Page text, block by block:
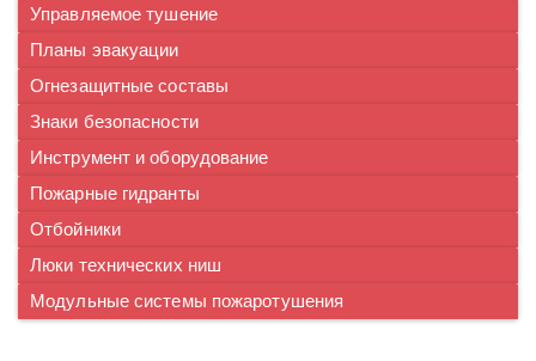
Управляемое тушение
Планы эвакуации
Огнезащитные составы
Знаки безопасности
Инструмент и оборудование
Пожарные гидранты
Отбойники
Люки технических ниш
Модульные системы пожаротушения